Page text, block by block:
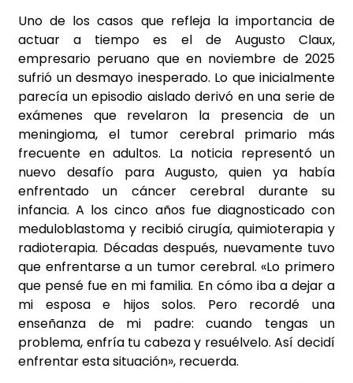
Uno de los casos que refleja la importancia de
actuar a tiempo es el de Augusto Claux,
empresario peruano que en noviembre de 2025
sufrió un desmayo inesperado. Lo que inicialmente
parecía un episodio aislado derivó en una serie de
exámenes que revelaron la presencia de un
meningioma, el tumor cerebral primario más
frecuente en adultos. La noticia representó un
nuevo desafío para Augusto, quien ya había
enfrentado un cáncer cerebral durante su
infancia. A los cinco años fue diagnosticado con
meduloblastoma y recibió cirugía, quimioterapia y
radioterapia. Décadas después, nuevamente tuvo
que enfrentarse a un tumor cerebral. «Lo primero
que pensé fue en mi familia. En cómo iba a dejar a
mi esposa e hijos solos. Pero recordé una
enseñanza de mi padre: cuando tengas un
problema, enfría tu cabeza y resuélvelo. Así decidí
enfrentar esta situación», recuerda.